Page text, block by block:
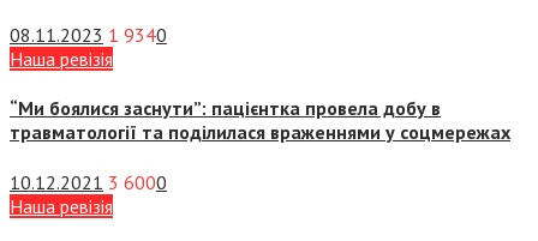
08.11.2023 1 9340
Наша ревізія
“Ми боялися заснути”: пацієнтка провела добу в
травматології та поділилася враженнями у соцмережах
10.12.2021 3 6000
Наша ревізія